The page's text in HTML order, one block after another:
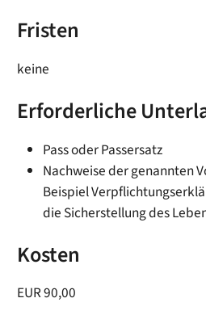
Fristen
keine
Erforderliche
Pass oder Passersatz
Nachweise der genannten
Beispiel
die Sicherstellung des
Kosten
EUR 90,00